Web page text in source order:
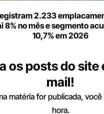
2.233
8% no mês e segmento
10,7% em 2026
os posts do site
mail!
matéria for publicada,
hora.